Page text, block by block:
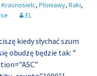
Krasnosielc, Płoniawy, Raki,
EL
kiedy słychać szum
obudzę będzie tak: ”